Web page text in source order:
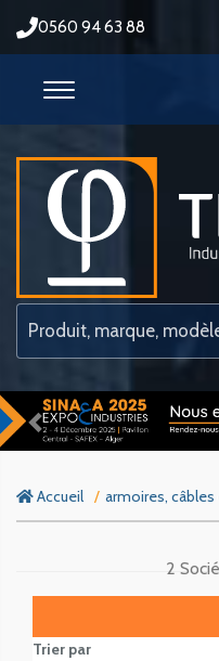
0560 94 63 88
Previous
Accueil armoires,
2
Trier par